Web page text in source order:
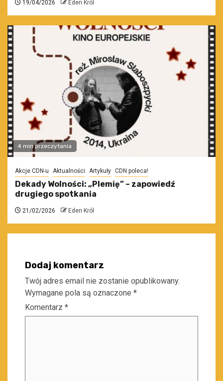
19/04/2026 Eden Król
4 min przeczytania
Akcje CDN-u Aktualności Artykuły CDN poleca!
Dekady Wolności: „Plemię” – zapowiedź
drugiego spotkania
21/02/2026 Eden Król
Dodaj komentarz
Twój adres email nie zostanie opublikowany.
Wymagane pola są oznaczone *
Komentarz *